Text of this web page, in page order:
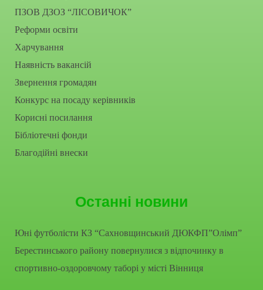
ПЗОВ ДЗОЗ “ЛІСОВИЧОК”
Реформи освіти
Харчування
Наявність вакансій
Звернення громадян
Конкурс на посаду керівників
Корисні посилання
Бібліотечні фонди
Благодійні внески
Останні новини
Юні футболісти КЗ “Сахновщинський ДЮКФП”Олімп”
Берестинського району повернулися з відпочинку в
спортивно-оздоровчому таборі у місті Вінниця